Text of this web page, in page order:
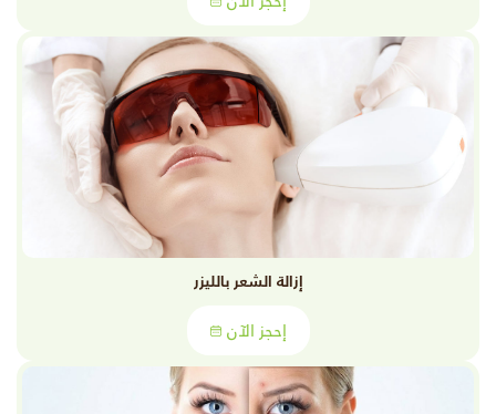
إزالة الشعر بالليزر
إحجز الآن